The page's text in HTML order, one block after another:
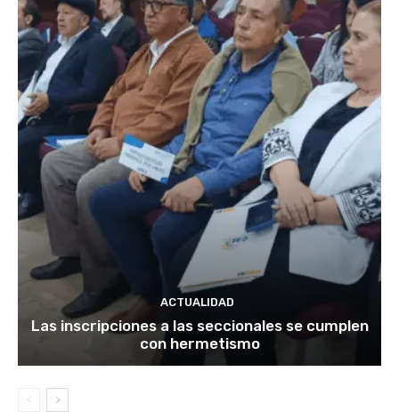
ACTUALIDAD
Las inscripciones a las seccionales se cumplen
con hermetismo